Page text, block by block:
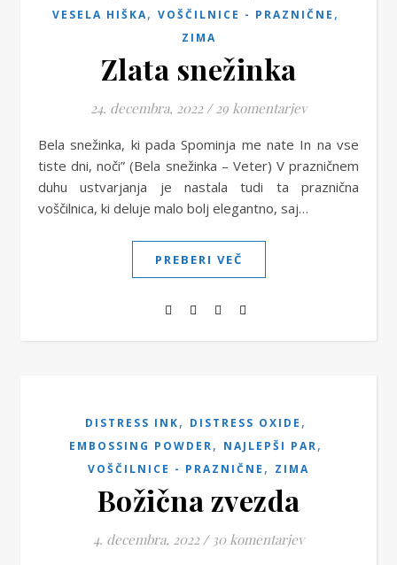
VESELA HIŠKA, VOŠČILNICE - PRAZNIČNE ,
ZIMA
Zlata snežinka
24. decembra, 2022 / 29 komentarjev
Bela snežinka, ki pada Spominja me nate In na vse
tiste dni, noči” (Bela snežinka – Veter) V prazničnem
duhu ustvarjanja je nastala tudi ta praznična
voščilnica, ki deluje malo bolj elegantno, saj…
PREBERI VEČ
DISTRESS INK, DISTRESS OXIDE ,
EMBOSSING POWDER, NAJLEPŠI PAR,
VOŠČILNICE - PRAZNIČNE , ZIMA
Božična zvezda
4. decembra, 2022 / 30 komentarjev